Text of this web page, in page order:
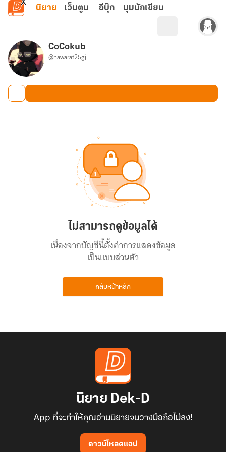
ข้ามไปยังเนื้อหาหลัก
นิยาย เว็บตูน อีบุ๊ก มุมนักเขียน
CoCokub
@nawarat25gj
ไม่สามารถดูข้อมูลได้
เนื่องจากบัญชีนี้ตั้งค่าการแสดงข้อมูล
เป็นแบบส่วนตัว
กลับหน้าหลัก
นิยาย Dek-D
App ที่จะทำให้คุณอ่านนิยายจนวางมือถือไม่ลง!
ดาวน์โหลดแอป